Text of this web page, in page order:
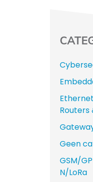
Routers
Geen
GSM/
N/LoRa